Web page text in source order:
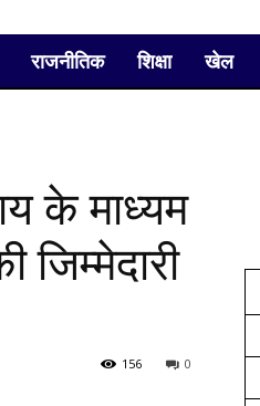
राजनीतिक शिक्षा खेल
के माध्यम
0
156